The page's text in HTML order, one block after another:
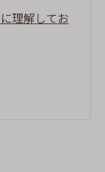
理解してお
る影響